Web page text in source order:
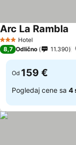
3 Zvezdice
Hotel
Arc La Rambla
8,7 Odlično 11.390
Od 159 €
Pogledaj cene sa 4